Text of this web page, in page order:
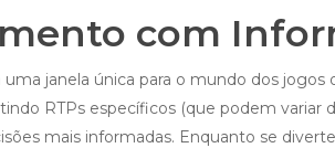
com
janela única para o mundo dos jogos
RTPs específicos (que podem variar
mais informadas. Enquanto se